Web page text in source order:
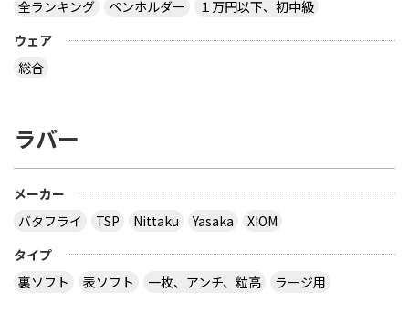
http://table-tennis.ocnk.net/ こちらでユニフォー
おうと思っているのは Li-Ning リーニン 中国代表ユ
３月２８日～島根県で行われた全国中学選抜卓球大
会で販売されていた 背面に「loved table
tennis~」と書かれたデザインTシャツ どこで購入
全ランキング
ペンホルダー
１万円以下、初中級
ウェア
総合
ラバー
メーカー
バタフライ
TSP Nittaku Yasaka
XIOM
タイプ
裏ソフト
表ソフト 一枚、アンチ、粒高 ラージ用